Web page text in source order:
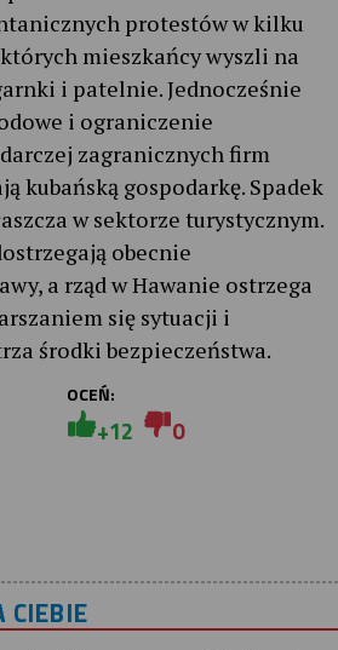
protestów w kilku
mieszkańcy wyszli na
i patelnie. Jednocześnie
i ograniczenie
zagranicznych firm
kubańską gospodarkę. Spadek
w sektorze turystycznym.
obecnie
a rząd w Hawanie ostrzega
się sytuacji i
środki bezpieczeństwa.
OCEŃ:
+12 0
CIEBIE